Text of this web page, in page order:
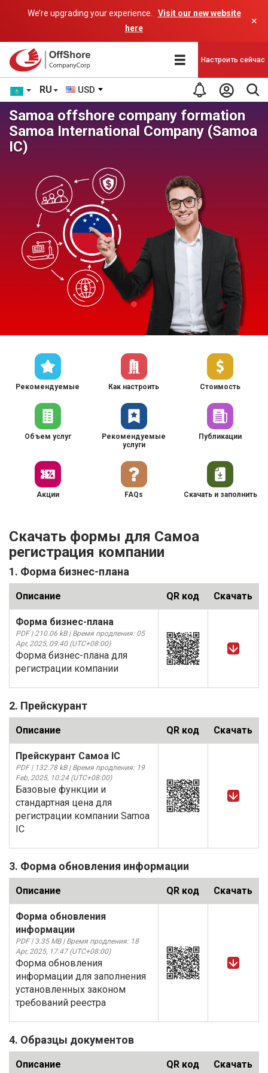
We’re upgrading your experience.
Visit our new website
here
×
RU USD
Настроить сейчас
Samoa offshore company formation
Samoa International Company (Samoa
IC)
Рекомендуемые Как настроить Стоимость
Объем услуг
Рекомендуемые
услуги
Публикации
Акции FAQs Скачать и заполнить
Скачать формы для Самоа
регистрация компании
1. Форма бизнес-плана
Описание QR код Скачать
Форма бизнес-плана
PDF | 210.06 kB | Время продления: 05
Apr, 2025, 09:40 (UTC+08:00)
Форма бизнес-плана для
регистрации компании
2. Прейскурант
Описание QR код Скачать
Прейскурант Самоа IC
PDF | 132.78 kB | Время продления: 19
Feb, 2025, 10:24 (UTC+08:00)
Базовые функции и
стандартная цена для
регистрации компании Samoa
IC
3. Форма обновления информации
Описание QR код Скачать
Форма обновления
информации
PDF | 3.35 MB | Время продления: 18
Apr, 2025, 17:47 (UTC+08:00)
Форма обновления
информации для заполнения
установленных законом
требований реестра
4. Образцы документов
Описание QR код Скачать